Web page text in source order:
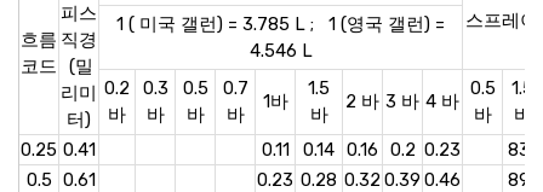
흐름
코드
피스
직경
(밀
리미
터)
스프레이
1 ( 미국 갤런) = 3.785 L ; 1 (영국 갤런) =
4.546 L
0.2
바
0.3
바
0.5
바
0.7
바
1바
1.5
바
2 바 3 바 4 바
0.5
바
1.5
바
0.25 0.41 0.11 0.14 0.16 0.2 0.23
83°
0.5 0.61 0.23 0.28 0.32 0.39 0.46
89°